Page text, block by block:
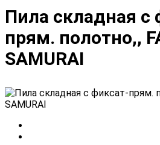
Пила складная с
прям. полотно,,
SAMURAI